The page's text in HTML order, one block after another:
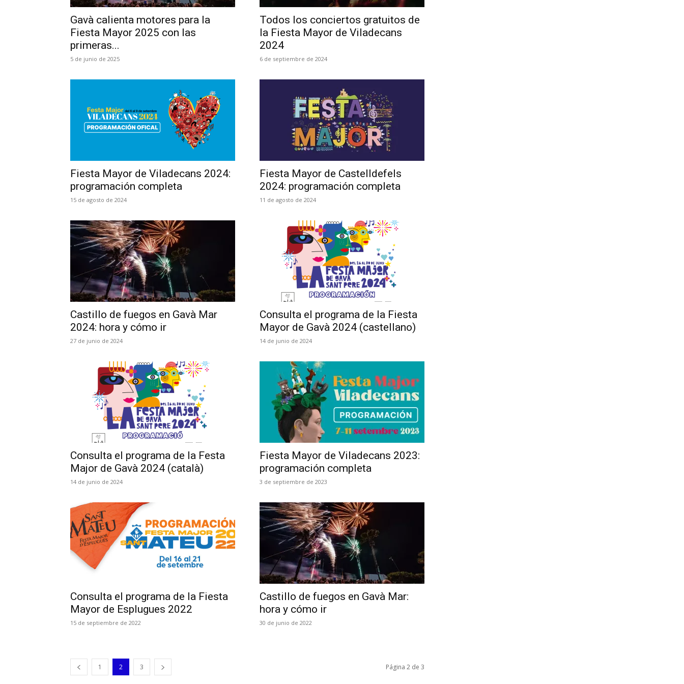
Gavà calienta motores para la
Fiesta Mayor 2025 con las
primeras...
5 de junio de 2025
Todos los conciertos gratuitos de
la Fiesta Mayor de Viladecans
2024
6 de septiembre de 2024
Fiesta Mayor de Viladecans 2024:
programación completa
15 de agosto de 2024
Fiesta Mayor de Castelldefels
2024: programación completa
11 de agosto de 2024
Castillo de fuegos en Gavà Mar
2024: hora y cómo ir
27 de junio de 2024
Consulta el programa de la Fiesta
Mayor de Gavà 2024 (castellano)
14 de junio de 2024
Consulta el programa de la Festa
Major de Gavà 2024 (català)
14 de junio de 2024
Fiesta Mayor de Viladecans 2023:
programación completa
3 de septiembre de 2023
Consulta el programa de la Fiesta
Mayor de Esplugues 2022
15 de septiembre de 2022
Castillo de fuegos en Gavà Mar:
hora y cómo ir
30 de junio de 2022
1 2 3 Página 2 de 3